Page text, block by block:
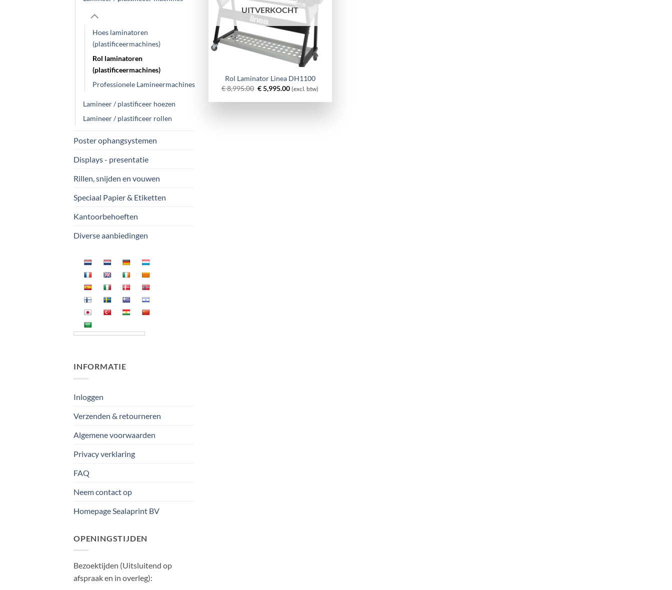
Hoes laminatoren
(plastificeermachines)
Rol laminatoren
(plastificeermachines)
Professionele Lamineermachines
Lamineer / plastificeer hoezen
Lamineer / plastificeer rollen
Poster ophangsystemen
Displays - presentatie
Rillen, snijden en vouwen
Speciaal Papier & Etiketten
Kantoorbehoeften
Diverse aanbiedingen
INFORMATIE
Inloggen
Verzenden & retourneren
Algemene voorwaarden
Privacy verklaring
FAQ
Neem contact op
Homepage Sealaprint BV
OPENINGSTIJDEN
Bezoektijden (Uitsluitend op
afspraak en in overleg):
UITVERKOCHT
Rol Laminator Linea DH1100
€8,995.00 Oorspronkelijke
prijs
was:
€5,995.00Huidige
prijs
is:
(excl. btw)